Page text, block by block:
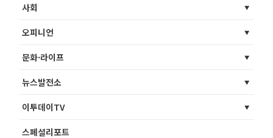
사회
오피니언
문화·라이프
뉴스발전소
이투데이TV
스페셜리포트